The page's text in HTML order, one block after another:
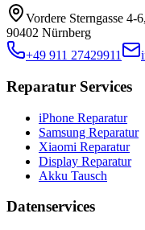
Vordere Sterngasse 4-6,
90402 Nürnberg
+49 911 27429911
Reparatur Services
iPhone Reparatur
Samsung Reparatur
Xiaomi Reparatur
Display Reparatur
Akku Tausch
Datenservices